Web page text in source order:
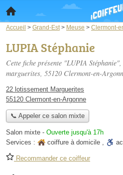
Accueil > Grand-Est > Meuse > Clermont-
LUPIA Stéphanie
Cette fiche présente "LUPIA
marguerites, 55120 Clermont-en-
22 lotissement Marguerites
55120 Clermont-en-Argonne
📞 Appeler ce salon mixte
Salon mixte - Ouverte jusqu'à 17h
Services :
coiffure à domicile ,
Recommander ce coiffeur